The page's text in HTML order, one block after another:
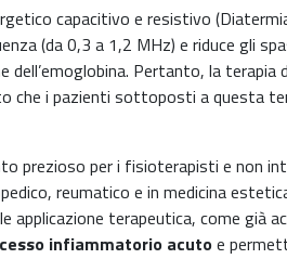
capacitivo e resistivo
(da 0,3 a 1,2 MHz) e riduce gli
Pertanto, la terapia
che i pazienti sottoposti a questa
prezioso per i fisioterapisti e non
reumatico e in medicina
applicazione terapeutica, come già
infiammatorio acutoe